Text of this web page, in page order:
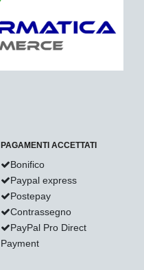
PAGAMENTI ACCETTATI
Bonifico
Paypal express
Postepay
Contrassegno
PayPal Pro Direct
Payment